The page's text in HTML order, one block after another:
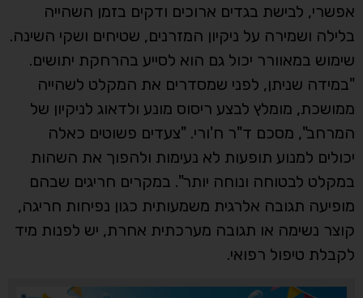
אפשרי, לבישת בגדים ארוכים ודקים בזמן השהייה
בלילה ושמירה על ניקיון המזרנים, שטיחים ושקי השינה.
שימוש במאוורר יכול גם הוא לסייע בהרחקת יתושים.
"במידה שניתן, לפני שמסדרים את המקלט לשהייה
ממושכת, מומלץ לבצע ריסוס מונע ולדאוג לניקיון של
המרחב", מסכם ד"ר ח'ורי. "צעדים פשוטים כאלה
יכולים למנוע תופעות לא נעימות ולהפוך את השהות
במקלט לבטוחה ונוחה יותר". במקרים חריגים שבהם
מופיעה תגובה אלרגית משמעותית כגון נפיחות חריגה,
קוצר נשימה או תגובה מערכתית אחרת, יש לפנות מיד
לקבלת טיפול רפואי.